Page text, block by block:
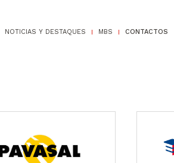
NOTICIAS Y DESTAQUES MBS CONTACTOS